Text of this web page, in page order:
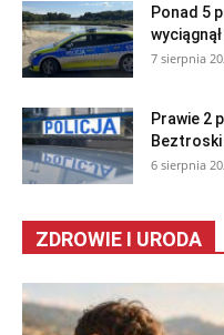
Ponad 5
7 sierpnia
Prawie 2
6 sierpnia
ZDROWIE I URODA